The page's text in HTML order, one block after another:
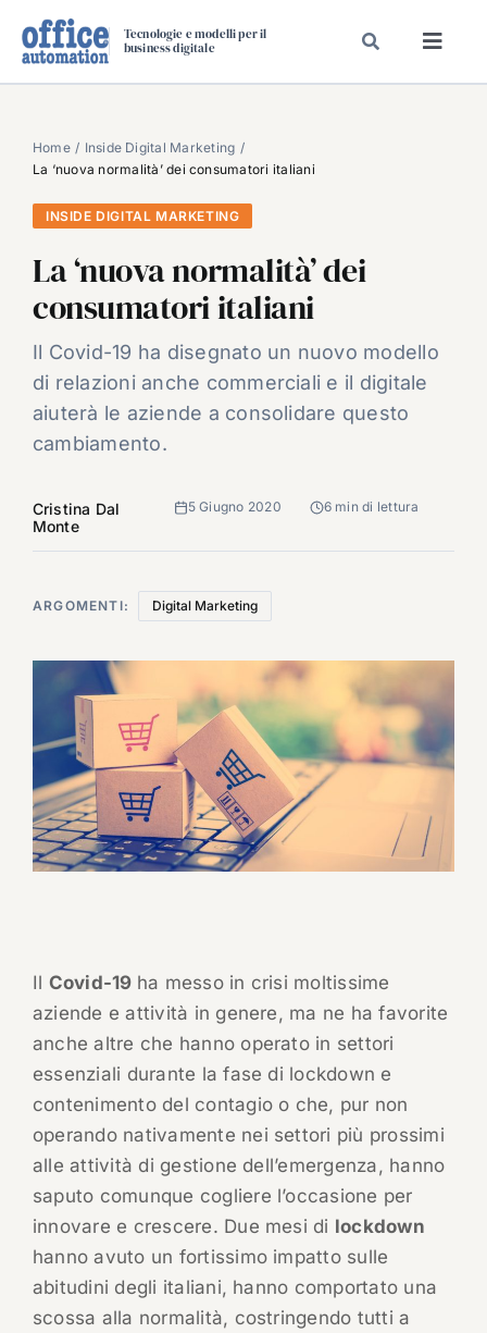
Tecnologie e modelli per il
business digitale
SPECIAL PAPER
DAL MERCATO
CARRIERE
VIDEO
EVENTI
CHI SIAMO
Home
Inside Digital Marketing
La ‘nuova normalità’ dei consumatori italiani
INSIDE DIGITAL MARKETING
La ‘nuova normalità’ dei
consumatori italiani
Il Covid-19 ha disegnato un nuovo modello
di relazioni anche commerciali e il digitale
aiuterà le aziende a consolidare questo
cambiamento.
Cristina Dal
Monte
5 Giugno 2020 6 min di lettura
ARGOMENTI: Digital Marketing
Il Covid-19 ha messo in crisi moltissime
aziende e attività in genere, ma ne ha favorite
anche altre che hanno operato in settori
essenziali durante la fase di lockdown e
contenimento del contagio o che, pur non
operando nativamente nei settori più prossimi
alle attività di gestione dell’emergenza, hanno
saputo comunque cogliere l’occasione per
innovare e crescere. Due mesi di lockdown
hanno avuto un fortissimo impatto sulle
abitudini degli italiani, hanno comportato una
scossa alla normalità, costringendo tutti a